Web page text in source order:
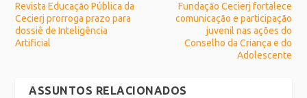
Revista Educação Pública da
Cecierj prorroga prazo para
dossiê de Inteligência
Artificial
Fundação Cecierj fortalece
comunicação e participação
juvenil nas ações do
Conselho da Criança e do
Adolescente
ASSUNTOS RELACIONADOS